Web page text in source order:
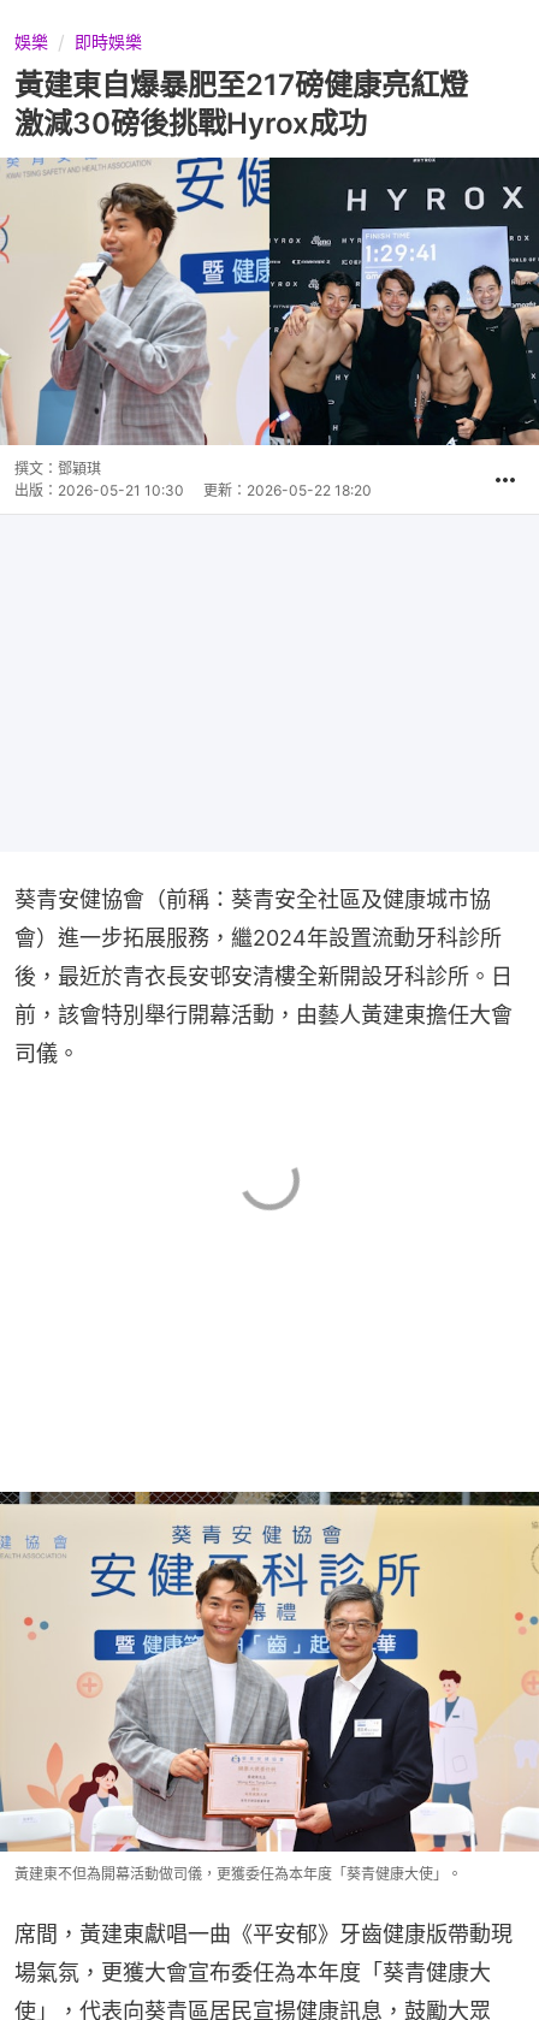
娛樂 即時娛樂
黃建東自爆暴肥至217磅健康亮紅燈
激減30磅後挑戰Hyrox成功
撰文： 鄧穎琪
出版： 2026-05-21 10:30 更新： 2026-05-22 18:20
葵青安健協會（前稱：葵青安全社區及健康城市協
會）進一步拓展服務，繼2024年設置流動牙科診所
後，最近於青衣長安邨安清樓全新開設牙科診所。日
前，該會特別舉行開幕活動，由藝人黃建東擔任大會
司儀。
黃建東不但為開幕活動做司儀，更獲委任為本年度「葵青健康大使」。
席間，黃建東獻唱一曲《平安郁》牙齒健康版帶動現
場氣氛，更獲大會宣布委任為本年度「葵青健康大
使」，代表向葵青區居民宣揚健康訊息，鼓勵大眾